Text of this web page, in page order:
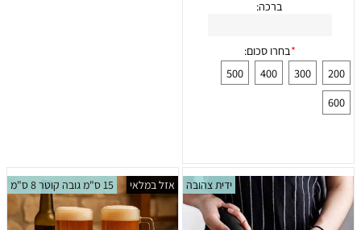
ידית צהובה 15 ס"מ גובה קוטר 8 ס"מ אזל במלאי